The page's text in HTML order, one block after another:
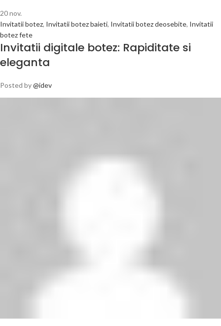
20nov.
Invitatii botez, Invitatii botez baieti, Invitatii botez deosebite, Invitatii
botez fete
Invitatii digitale botez: Rapiditate si
eleganta
Posted by@idev